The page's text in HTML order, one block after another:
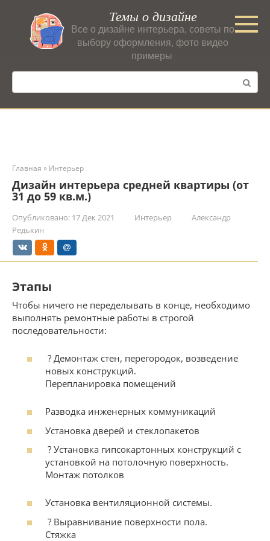
контенту
Темы о дизайне
Все о дизайне интерьера, советы по
выбору оформления, фото видео
примеры
Поиск:
Главная » Интерьер
Дизайн интерьера средней квартиры (от
31 до 59 кв.м.)
Опубликовано: 17 Дек 2021 Интерьер
Александр
Редькин
Этапы
Чтобы ничего не переделывать в конце, необходимо
выполнять ремонтные работы в строгой
последовательности:
? Демонтаж стен, перегородок, возведение
новых конструкций.
Перепланировка помещений
Разводка инженерных коммуникаций
Установка дверей и стеклопакетов
? Установка гипсокартонных конструкций с
установкой на потолочную поверхность.
Монтаж потолков
Установка вентиляционной системы.
? Выравнивание поверхности пола.
Стяжка